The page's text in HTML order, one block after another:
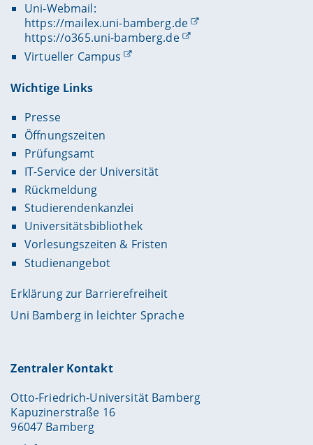
Uni-Webmail:
https://mailex.uni-bamberg.de
https://o365.uni-bamberg.de
Virtueller Campus
Wichtige Links
Presse
Öffnungszeiten
Prüfungsamt
IT-Service der Universität
Rückmeldung
Studierendenkanzlei
Universitätsbibliothek
Vorlesungszeiten & Fristen
Studienangebot
Erklärung zur Barrierefreiheit
Uni Bamberg in leichter Sprache
Zentraler Kontakt
Otto-Friedrich-Universität Bamberg
Kapuzinerstraße 16
96047 Bamberg